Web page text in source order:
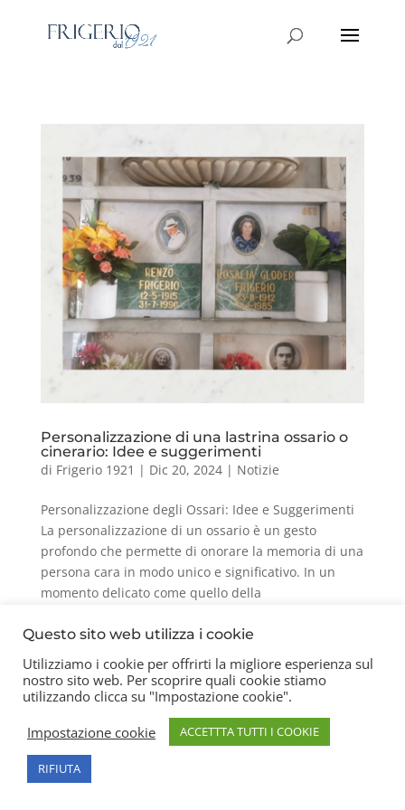
Personalizzazione di una lastrina ossario o
cinerario: Idee e suggerimenti
di Frigerio 1921 | Dic 20, 2024| Notizie
Personalizzazione degli Ossari: Idee e Suggerimenti
La personalizzazione di un ossario è un gesto
profondo che permette di onorare la memoria di una
persona cara in modo unico e significativo. In un
momento delicato come quello della
Contatti Chi siamo Privacy Policy
Copyright 2026 © Frigerio Renzo Snc P.IVA
Questo sito web utilizza i cookie
Utilizziamo i cookie per offrirti la migliore esperienza sul
nostro sito web. Per scoprire quali cookie stiamo
utilizzando clicca su "Impostazione cookie".
Impostazione cookie
ACCETTTA TUTTI I COOKIE
RIFIUTA